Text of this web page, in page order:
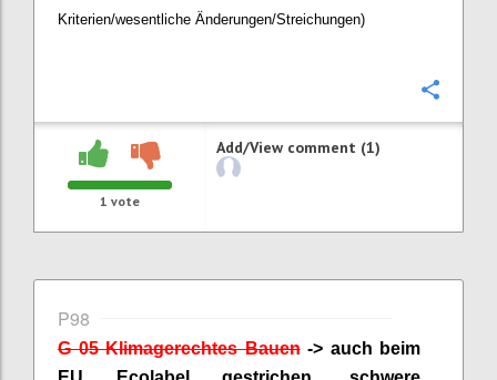
Kriterien/wesentliche Änderungen/Streichungen)
1 vote
Add/View comment (1)
P98
G 05 Klimagerechtes Bauen-> auch beim